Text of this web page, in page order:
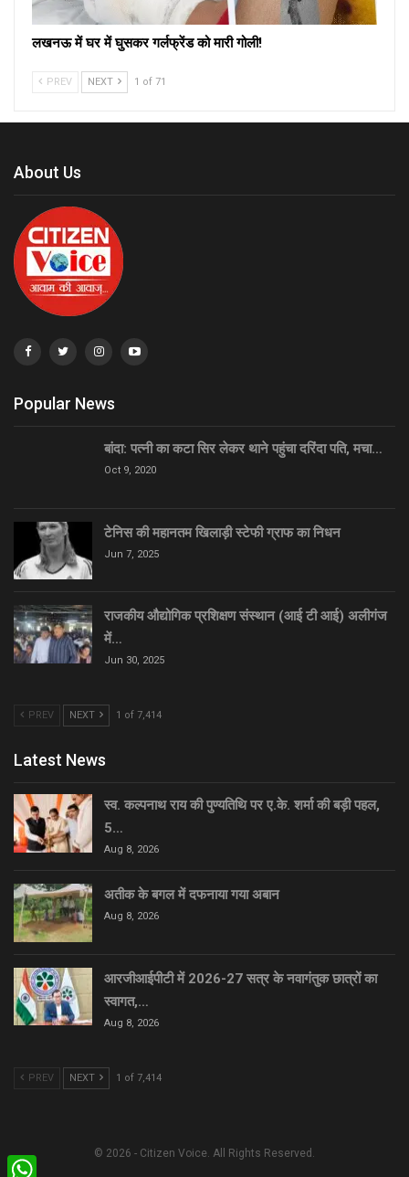
लखनऊ में घर में घुसकर गर्लफ्रेंड को मारी गोली!
PREV NEXT 1 of 71
About Us
Popular News
बांदा: पत्नी का कटा सिर लेकर थाने पहुंचा दरिंदा पति, मचा…
Oct 9, 2020
टेनिस की महानतम खिलाड़ी स्टेफी ग्राफ का निधन
Jun 7, 2025
राजकीय औद्योगिक प्रशिक्षण संस्थान (आई टी आई) अलीगंज
में…
Jun 30, 2025
PREV NEXT 1 of 7,414
Latest News
स्व. कल्पनाथ राय की पुण्यतिथि पर ए.के. शर्मा की बड़ी पहल,
5…
Aug 8, 2026
अतीक के बगल में दफनाया गया अबान
Aug 8, 2026
आरजीआईपीटी में 2026-27 सत्र के नवागंतुक छात्रों का
स्वागत,…
Aug 8, 2026
PREV NEXT 1 of 7,414
© 2026 - Citizen Voice. All Rights Reserved.